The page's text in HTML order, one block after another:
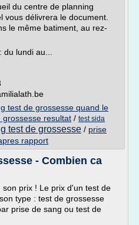
du centre de planning
vous délivrera le document.
le même batiment, au rez-
lundi au...
test de grossesse quand le
grossesse resultat / test sida
test de grossesse / prise
rapport
- Combien ca
prix ! Le prix d'un test de
type : test de grossesse
prise de sang ou test de